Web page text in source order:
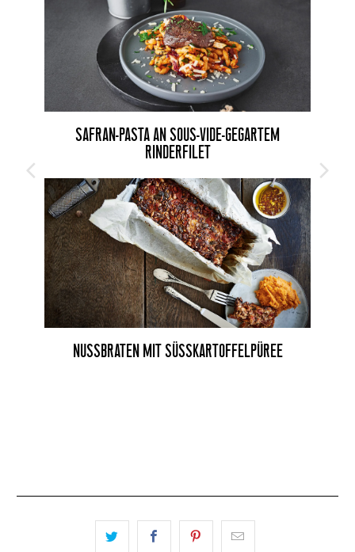
SAFRAN-PASTA AN SOUS-VIDE-GEGARTEM
RINDERFILET
NUSSBRATEN MIT SÜSSKARTOFFELPÜREE